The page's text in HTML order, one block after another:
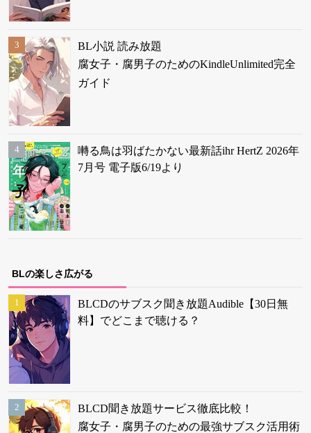
BL小説 読み放題
腐女子・腐男子のためのKindleUnlimited完全
ガイド
囀る鳥は羽ばたかない最新話ihr HertZ 2026年
7月号 電子版6/19より
BLの楽しさ広がる
BLCDのサブスク聞き放題Audible【30日無
料】でどこまで聴ける？
BLCD聞き放題サービス徹底比較！
腐女子・腐男子のための最強サブスク活用術